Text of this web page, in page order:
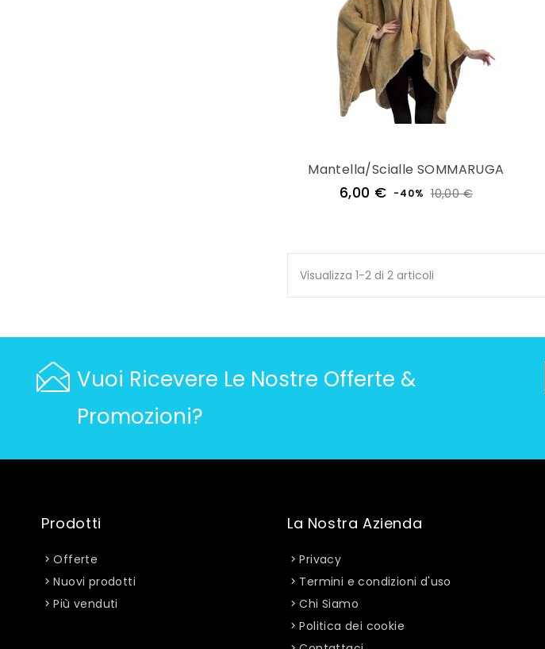
Mantella/Scialle SOMMARUGA
6,00 € Prezzo
-40% 10,00 €Prezzo
Visualizza 1-2 di 2 articoli
Vuoi Ricevere Le Nostre Offerte &
Promozioni?
Prodotti
Offerte
Nuovi prodotti
Più venduti
La Nostra Azienda
Privacy
Termini e condizioni d'uso
Chi Siamo
Politica dei cookie